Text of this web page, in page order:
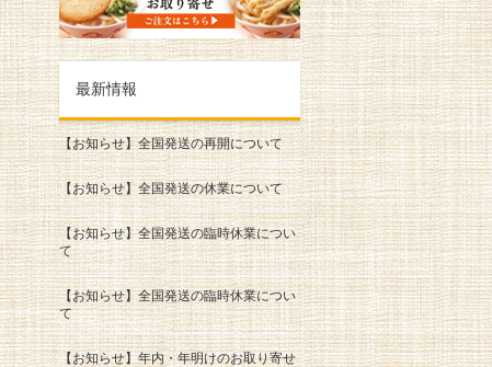
最新情報
【お知らせ】全国発送の再開について
【お知らせ】全国発送の休業について
【お知らせ】全国発送の臨時休業につい
て
【お知らせ】全国発送の臨時休業につい
て
【お知らせ】年内・年明けのお取り寄せ